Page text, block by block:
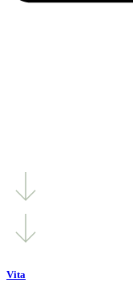
Vita